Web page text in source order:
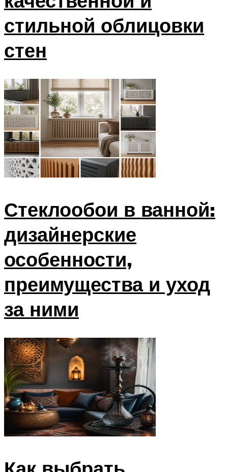
стильной облицовки
стен
Стеклообои в ванной:
дизайнерские
особенности,
преимущества и уход
за ними